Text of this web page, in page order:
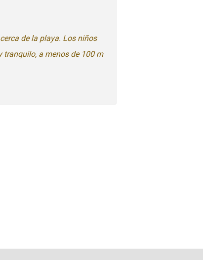
de la playa. Los niños
tranquilo, a menos de 100 m